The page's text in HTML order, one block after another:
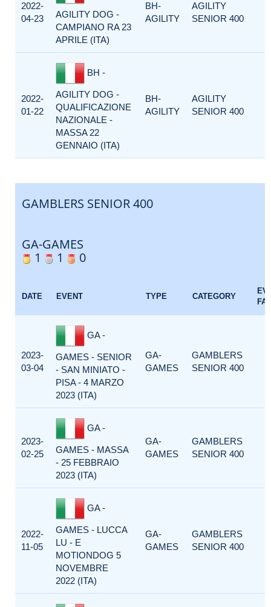
2022-
04-23
AGILITY DOG -
CAMPIANO RA 23
APRILE (ITA)
BH-
AGILITY
AGILITY
SENIOR 400
2022-
01-22
BH -
AGILITY DOG -
QUALIFICAZIONE
NAZIONALE -
MASSA 22
GENNAIO (ITA)
BH-
AGILITY
AGILITY
SENIOR 400
GAMBLERS SENIOR 400
GA-GAMES
1
1 0
DATE EVENT TYPE CATEGORY
2023-
03-04
GA -
GAMES - SENIOR
- SAN MINIATO -
PISA - 4 MARZO
2023 (ITA)
GA-
GAMES
GAMBLERS
SENIOR 400
2023-
02-25
GA -
GAMES - MASSA
- 25 FEBBRAIO
2023 (ITA)
GA-
GAMES
GAMBLERS
SENIOR 400
2022-
11-05
GA -
GAMES - LUCCA
LU - E
MOTIONDOG 5
NOVEMBRE
2022 (ITA)
GA-
GAMES
GAMBLERS
SENIOR 400